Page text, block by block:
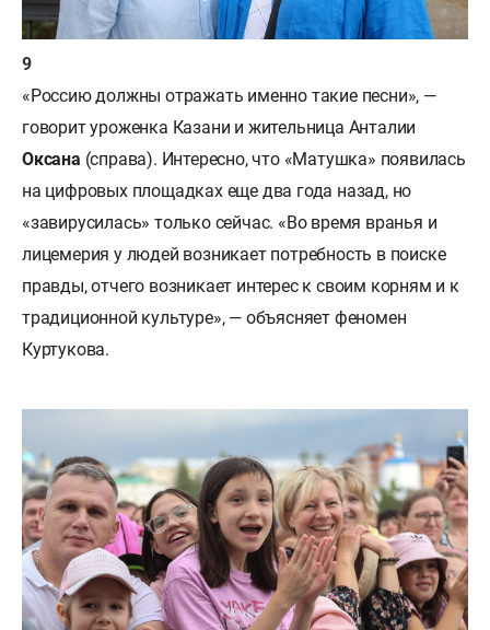
«Россию должны отражать именно такие песни», —
говорит уроженка Казани и жительница Анталии
Оксана (справа). Интересно, что «Матушка» появилась
на цифровых площадках еще два года назад, но
«завирусилась» только сейчас. «Во время вранья и
лицемерия у людей возникает потребность в поиске
правды, отчего возникает интерес к своим корням и к
традиционной культуре», — объясняет феномен
Куртукова.